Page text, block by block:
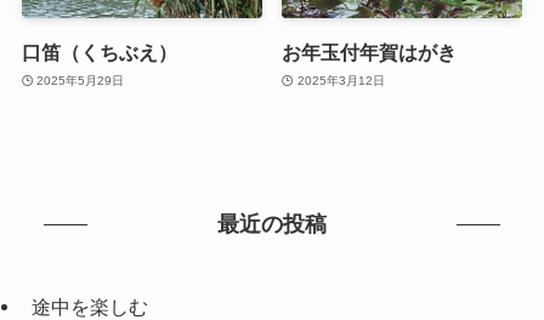
口笛（くちぶえ）
2025年5月29日
お年玉付年賀はがき
2025年3月12日
最近の投稿
途中を楽しむ